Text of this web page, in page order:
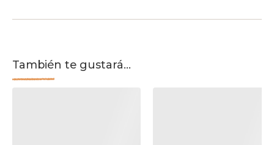
También te gustará...